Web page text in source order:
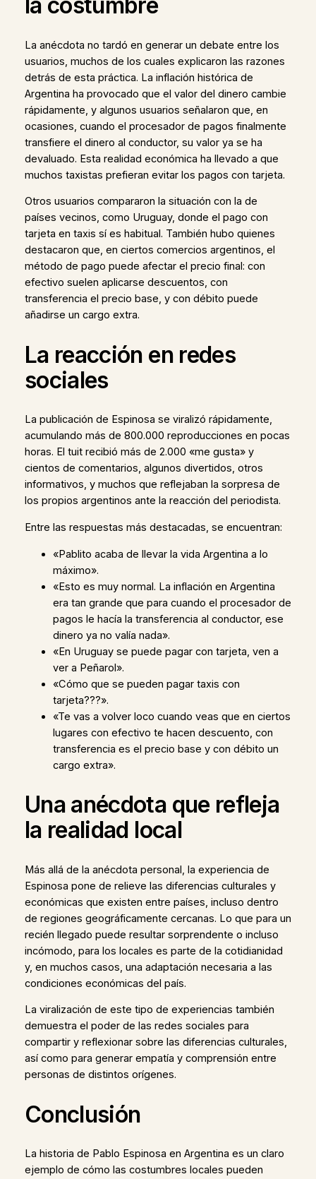
La anécdota no tardó en generar un debate entre los
usuarios, muchos de los cuales explicaron las razones
detrás de esta práctica. La inflación histórica de
Argentina ha provocado que el valor del dinero cambie
rápidamente, y algunos usuarios señalaron que, en
ocasiones, cuando el procesador de pagos finalmente
transfiere el dinero al conductor, su valor ya se ha
devaluado. Esta realidad económica ha llevado a que
muchos taxistas prefieran evitar los pagos con tarjeta.
Otros usuarios compararon la situación con la de
países vecinos, como Uruguay, donde el pago con
tarjeta en taxis sí es habitual. También hubo quienes
destacaron que, en ciertos comercios argentinos, el
método de pago puede afectar el precio final: con
efectivo suelen aplicarse descuentos, con
transferencia el precio base, y con débito puede
añadirse un cargo extra.
La reacción en redes
sociales
La publicación de Espinosa se viralizó rápidamente,
acumulando más de 800.000 reproducciones en pocas
horas. El tuit recibió más de 2.000 «me gusta» y
cientos de comentarios, algunos divertidos, otros
informativos, y muchos que reflejaban la sorpresa de
los propios argentinos ante la reacción del periodista.
Entre las respuestas más destacadas, se encuentran:
«Pablito acaba de llevar la vida Argentina a lo
máximo».
«Esto es muy normal. La inflación en Argentina
era tan grande que para cuando el procesador de
pagos le hacía la transferencia al conductor, ese
dinero ya no valía nada».
«En Uruguay se puede pagar con tarjeta, ven a
ver a Peñarol».
«Cómo que se pueden pagar taxis con
tarjeta???».
«Te vas a volver loco cuando veas que en ciertos
lugares con efectivo te hacen descuento, con
transferencia es el precio base y con débito un
cargo extra».
Una anécdota que refleja
la realidad local
Más allá de la anécdota personal, la experiencia de
Espinosa pone de relieve las diferencias culturales y
económicas que existen entre países, incluso dentro
de regiones geográficamente cercanas. Lo que para un
recién llegado puede resultar sorprendente o incluso
incómodo, para los locales es parte de la cotidianidad
y, en muchos casos, una adaptación necesaria a las
condiciones económicas del país.
La viralización de este tipo de experiencias también
demuestra el poder de las redes sociales para
compartir y reflexionar sobre las diferencias culturales,
así como para generar empatía y comprensión entre
personas de distintos orígenes.
Conclusión
La historia de Pablo Espinosa en Argentina es un claro
ejemplo de cómo las costumbres locales pueden